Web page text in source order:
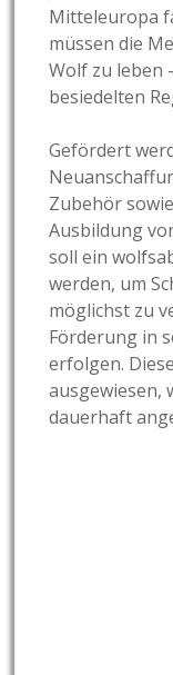
Mitteleuropa
müssen die
Wolf zu leben
besiedelten
Gefördert
Zubehör
Ausbildung
soll ein
werden, um
möglichst zu
Förderung in
erfolgen.
ausgewiesen,
dauerhaft